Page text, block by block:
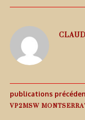
publications
VP2MSW